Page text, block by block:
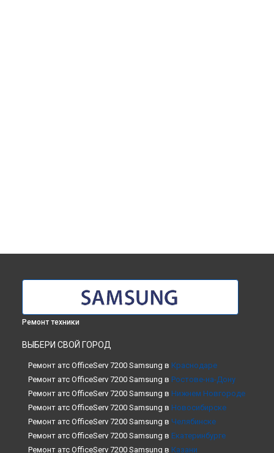
Ремонт техники
ВЫБЕРИ СВОЙ ГОРОД
Ремонт атс OfficeServ 7200 Samsung в Краснодаре
Ремонт атс OfficeServ 7200 Samsung в Ростове-на-Дону
Ремонт атс OfficeServ 7200 Samsung в Нижнем Новгороде
Ремонт атс OfficeServ 7200 Samsung в Новосибирске
Ремонт атс OfficeServ 7200 Samsung в Челябинске
Ремонт атс OfficeServ 7200 Samsung в Екатеринбурге
Ремонт атс OfficeServ 7200 Samsung в Казани